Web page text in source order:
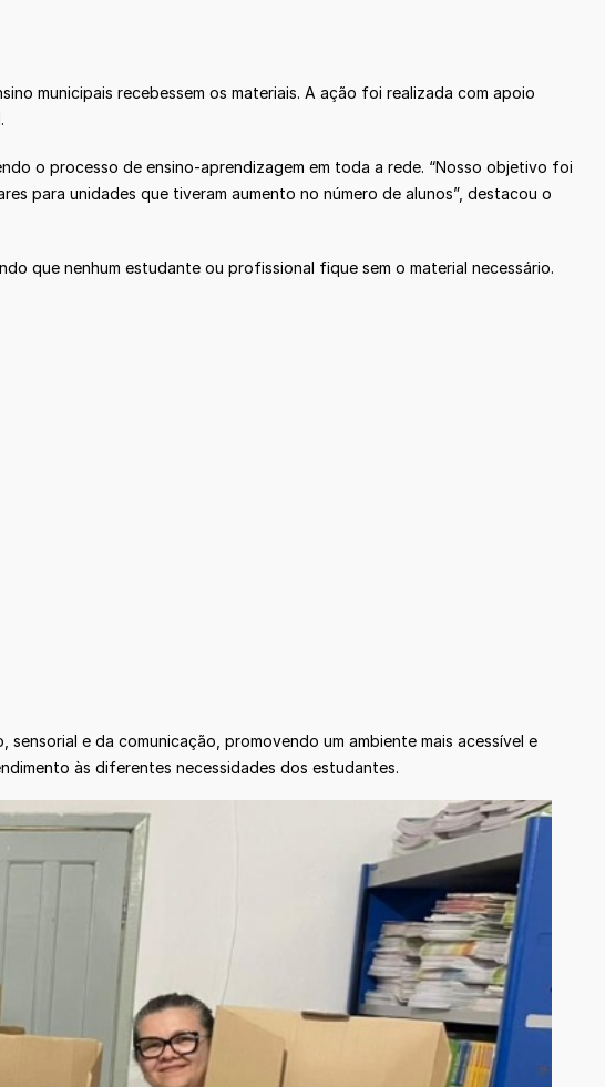
municipais recebessem os materiais. A ação foi realizada com apoio
o processo de ensino-aprendizagem em toda a rede. “Nosso objetivo foi
para unidades que tiveram aumento no número de alunos”, destacou o
que nenhum estudante ou profissional fique sem o material necessário.
e da comunicação, promovendo um ambiente mais acessível e
às diferentes necessidades dos estudantes.